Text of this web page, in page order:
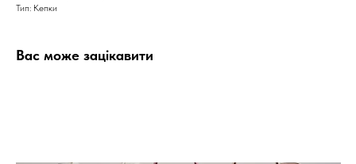
Тип: Кепки
Вас може зацікавити